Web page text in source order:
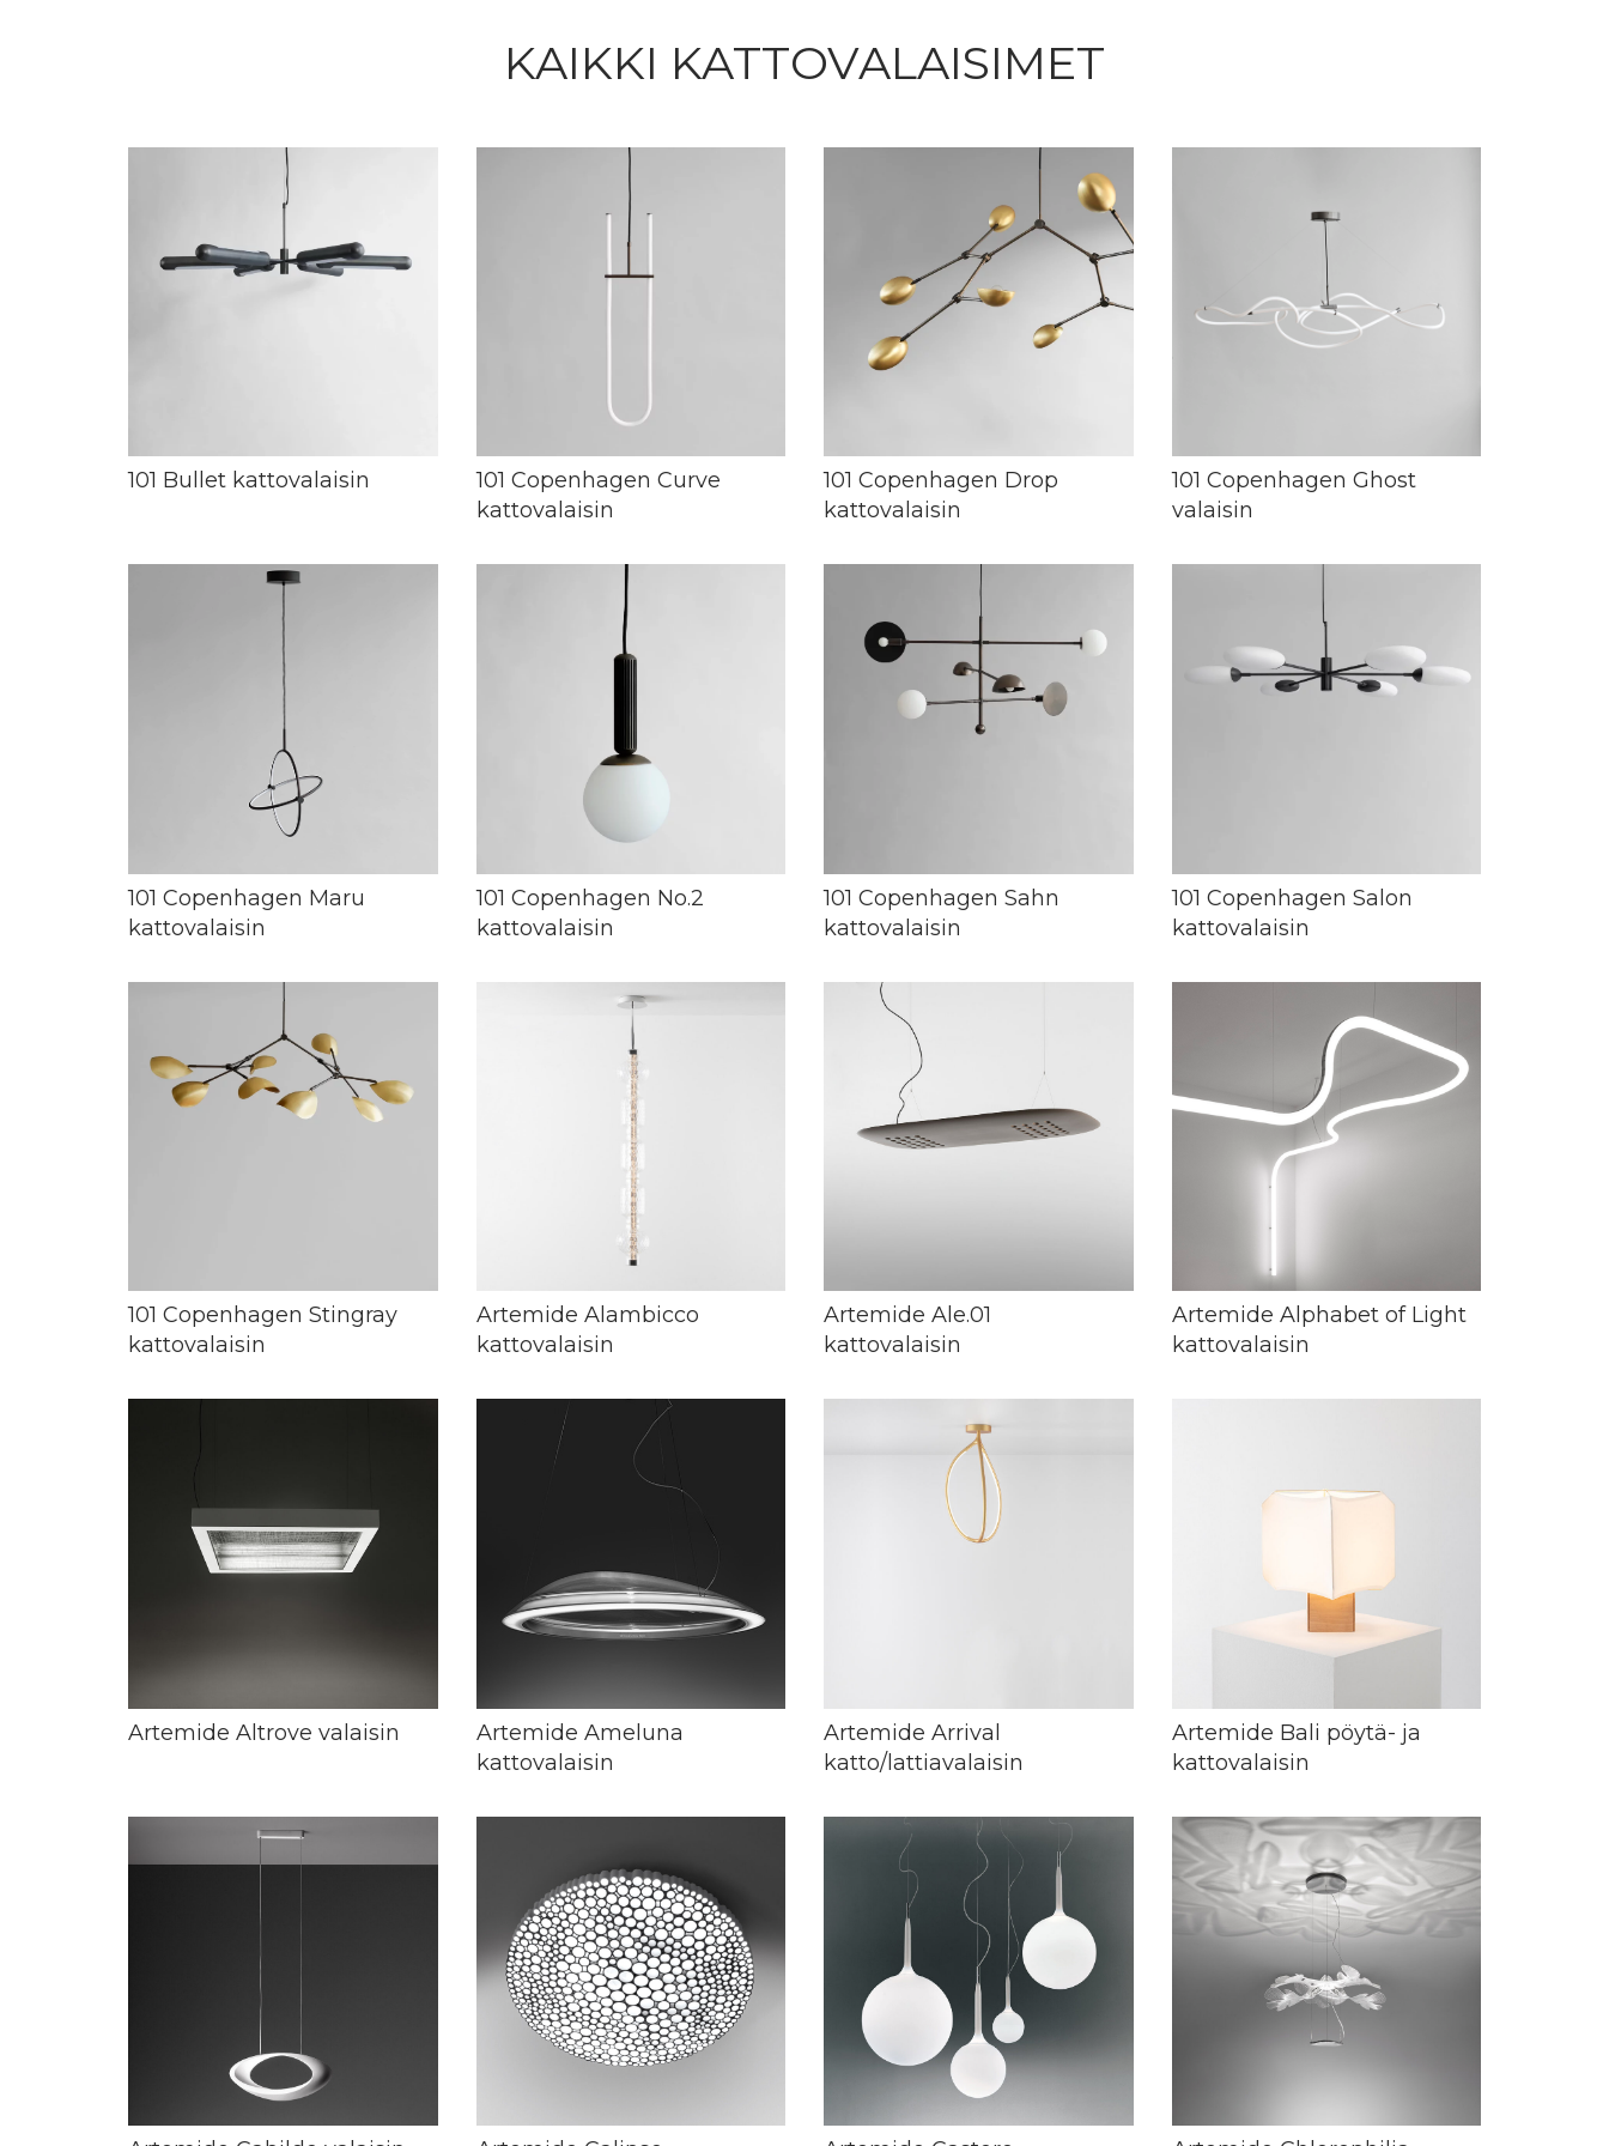
KAIKKI KATTOVALAISIMET
101 Bullet kattovalaisin
101 Copenhagen Curve
kattovalaisin
101 Copenhagen Drop
kattovalaisin
101 Copenhagen Ghost
valaisin
101 Copenhagen Maru
kattovalaisin
101 Copenhagen No.2
kattovalaisin
101 Copenhagen Sahn
kattovalaisin
101 Copenhagen Salon
kattovalaisin
101 Copenhagen Stingray
kattovalaisin
Artemide Alambicco
kattovalaisin
Artemide Ale.01
kattovalaisin
Artemide Alphabet of Light
kattovalaisin
Artemide Altrove valaisin
Artemide Ameluna
kattovalaisin
Artemide Arrival
katto/lattiavalaisin
Artemide Bali pöytä- ja
kattovalaisin